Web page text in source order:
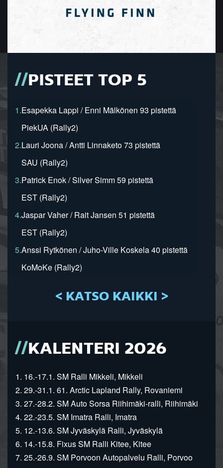
PISTEET TOP 5
1.Esapekka Lappi / Enni Mälkönen 93 pistettä
PiekUA (Rally2)
2.Lauri Joona / Antti Linnaketo 73 pistettä
SAU (Rally2)
3.Patrick Enok / Silver Simm 59 pistettä
EST (Rally2)
4.Jaspar Vaher / Rait Jansen 51 pistettä
EST (Rally2)
5.Anssi Rytkönen / Juho-Ville Koskela 40 pistettä
KoMoKe (Rally2)
< KATSO KAIKKI >
KALENTERI 2026
1. 16.-17.1. SM Ralli Mikkeli, Mikkeli
2. 29.-31.1. 61. Arctic Lapland Rally, Rovaniemi
3. 27.-28.2. SM Auto Sorsa Riihimäki-ralli, Riihimäki
4. 22.-23.5. SM Imatra Ralli, Imatra
5. 12.-13.6. SM Jyväskylä Ralli, Jyväskylä
6. 14.-15.8. Fixus SM Ralli Kitee, Kitee
7. 25.-26.9. SM Porvoon Autopalvelu Ralli, Porvoo